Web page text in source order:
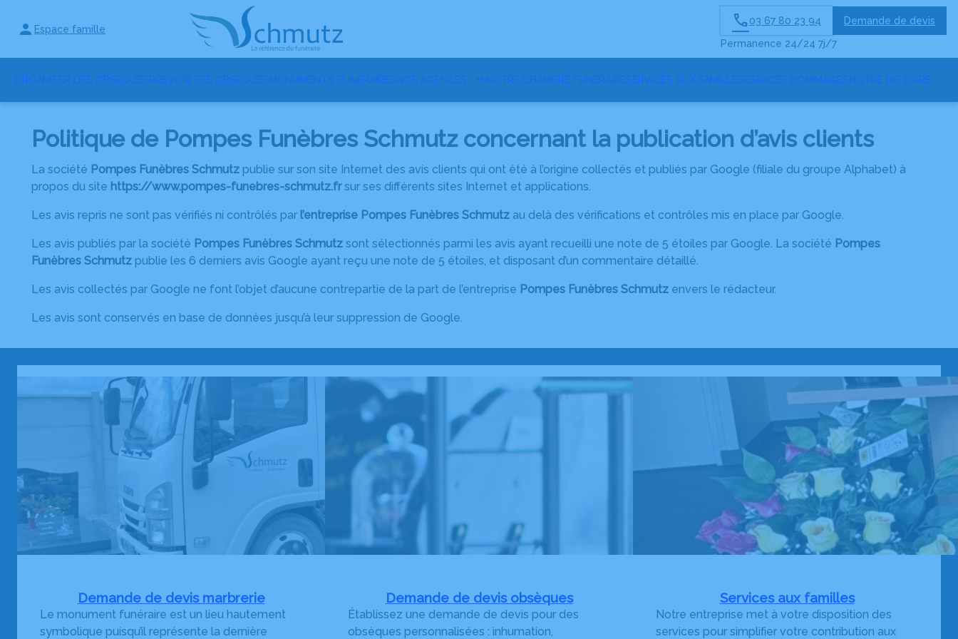
Espace famille
Permanence 24/24 7j/7
03 67 80 23 94 Demande de devis
ORGANISER DES OBSÈQUESPRÉVOIR SES OBSÈQUESMONUMENTS FUNÉRAIRESNOS AGENCES NOTRE CHAMBRE FUNERAIRESERVICES AUX FAMILLESESPACES HOMMAGESNOTRE HISTOIRE
Politique de Pompes Funèbres Schmutz concernant la publication d’avis clients
La société Pompes Funèbres Schmutz publie sur son site Internet des avis clients qui ont été à l’origine collectés et publiés par Google (filiale du groupe Alphabet) à
propos du site https://www.pompes-funebres-schmutz.frsur ses différents sites Internet et applications.
Les avis repris ne sont pas vérifiés ni contrôlés par l’entreprise Pompes Funèbres Schmutz au delà des vérifications et contrôles mis en place par Google.
Les avis publiés par la société Pompes Funèbres Schmutz sont sélectionnés parmi les avis ayant recueilli une note de 5 étoiles par Google. La société Pompes
Funèbres Schmutz publie les 6 derniers avis Google ayant reçu une note de 5 étoiles, et disposant d’un commentaire détaillé.
Les avis collectés par Google ne font l’objet d’aucune contrepartie de la part de l’entreprise Pompes Funèbres Schmutz envers le rédacteur.
Les avis sont conservés en base de données jusqu’à leur suppression de Google.
Demande de devis marbrerie
Le monument funéraire est un lieu hautement
symbolique puisqu’il représente la dernière
Demande de devis obsèques
Établissez une demande de devis pour des
obsèques personnalisées : inhumation,
Services aux familles
Notre entreprise met à votre disposition des
services pour simplifier votre contribution aux